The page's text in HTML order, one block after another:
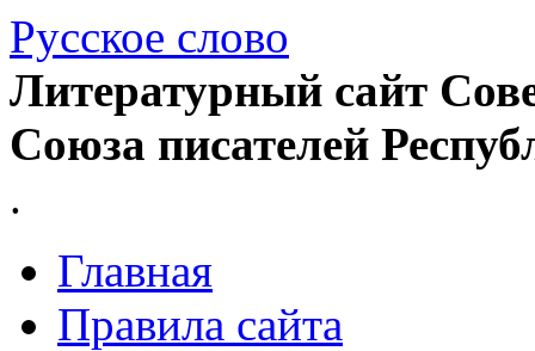
Русское слово
Литературный сайт
Союза писателей
.
Главная
Правила сайта